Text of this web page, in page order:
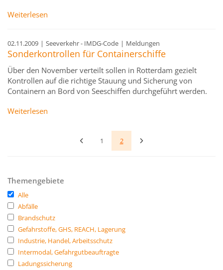
Weiterlesen
02.11.2009 | Seeverkehr - IMDG-Code | Meldungen
Sonderkontrollen für Containerschiffe
Über den November verteilt sollen in Rotterdam gezielt
Kontrollen auf die richtige Stauung und Sicherung von
Containern an Bord von Seeschiffen durchgeführt werden.
Weiterlesen
1 2
Themengebiete
Alle
Abfälle
Brandschutz
Gefahrstoffe, GHS, REACH, Lagerung
Industrie, Handel, Arbeitsschutz
Intermodal, Gefahrgutbeauftragte
Ladungssicherung